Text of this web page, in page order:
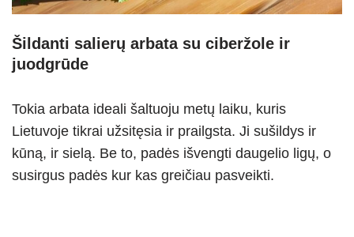
Šildanti salierų arbata su ciberžole ir
juodgrūde
Tokia arbata ideali šaltuoju metų laiku, kuris
Lietuvoje tikrai užsitęsia ir prailgsta. Ji sušildys ir
kūną, ir sielą. Be to, padės išvengti daugelio ligų, o
susirgus padės kur kas greičiau pasveikti.